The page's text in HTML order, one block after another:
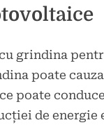
grindina
poate
poate
de energie